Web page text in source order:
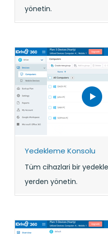
yönetin.
Yedekleme Konsolu
Tüm cihazlari bir
yerden yönetin.